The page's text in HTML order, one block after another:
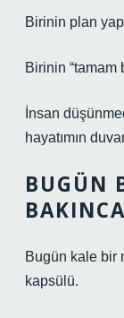
Birinin plan
Birinin “tamam
İnsan
hayatımın
BUGÜN
Bugün kale bir
kapsülü.